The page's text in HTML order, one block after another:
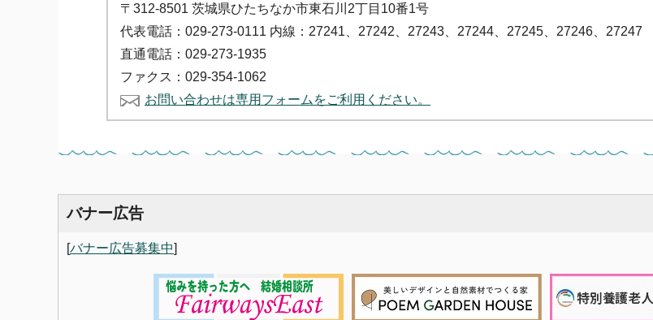
〒312-8501 茨城県ひたちなか市東石川2丁目10番1号
代表電話：029-273-0111 内線：27241、27242、27243、27244、27245、27246、27247
直通電話：029-273-1935
ファクス：029-354-1062
お問い合わせは専用フォームをご利用ください。
バナー広告
[バナー広告募集中]